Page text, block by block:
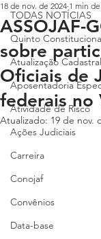
TODAS NOTÍCIAS
Quinto
Atualização Cadastral
Aposentadoria
Atividade de Risco
Ações Judiciais
Carreira
Conojaf
Convênios
Data-base
ASSOJAF-
sobre
Oficiais de
federais no
18 de nov. de 2024 1 min
Atualizado: 19 de nov.